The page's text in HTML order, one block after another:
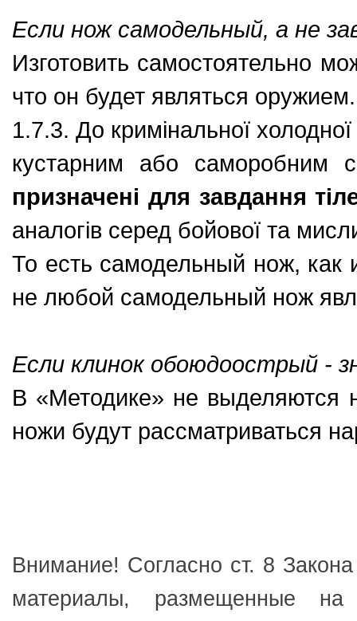
Если нож самодельный, а не
Изготовить самостоятельно
что он будет являться оружием.
1.7.3. До кримінальної холодної
кустарним або саморобним
призначені для завдання
аналогів серед бойової та
То есть самодельный нож,
не любой самодельный нож
Если клинок обоюдоострый -
В «Методике» не выделяются
ножи будут рассматриваться
Внимание! Согласно ст. 8
материалы, размещенные